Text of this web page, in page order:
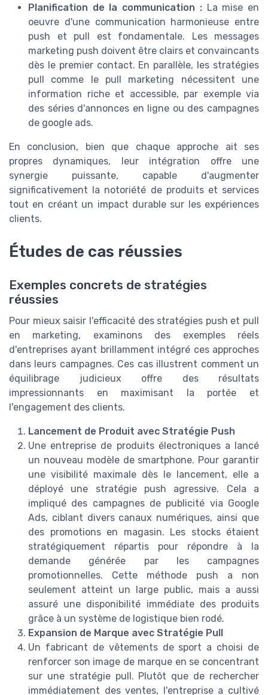
Planification de la communication :La mise en
oeuvre d'une communication harmonieuse entre
push et pull est fondamentale. Les messages
marketing push doivent être clairs et convaincants
dès le premier contact. En parallèle, les stratégies
pull comme le pull marketing nécessitent une
information riche et accessible, par exemple via
des séries d'annonces en ligne ou des campagnes
de google ads.
En conclusion, bien que chaque approche ait ses
propres dynamiques, leur intégration offre une
synergie puissante, capable d'augmenter
significativement la notoriété de produits et services
tout en créant un impact durable sur les expériences
clients.
Études de cas réussies
Exemples concrets de stratégies
réussies
Pour mieux saisir l'efficacité des stratégies push et pull
en marketing, examinons des exemples réels
d'entreprises ayant brillamment intégré ces approches
dans leurs campagnes. Ces cas illustrent comment un
équilibrage judicieux offre des résultats
impressionnants en maximisant la portée et
l'engagement des clients.
Lancement de Produit avec Stratégie Push
Une entreprise de produits électroniques a lancé
un nouveau modèle de smartphone. Pour garantir
une visibilité maximale dès le lancement, elle a
déployé une stratégie push agressive. Cela a
impliqué des campagnes de publicité via Google
Ads, ciblant divers canaux numériques, ainsi que
des promotions en magasin. Les stocks étaient
stratégiquement répartis pour répondre à la
demande générée par les campagnes
promotionnelles. Cette méthode push a non
seulement atteint un large public, mais a aussi
assuré une disponibilité immédiate des produits
grâce à un système de logistique bien rodé.
Expansion de Marque avec Stratégie Pull
Un fabricant de vêtements de sport a choisi de
renforcer son image de marque en se concentrant
sur une stratégie pull. Plutôt que de rechercher
immédiatement des ventes, l'entreprise a cultivé